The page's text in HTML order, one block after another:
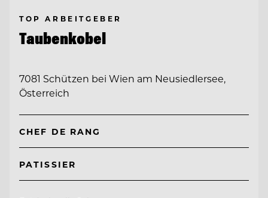
TOP ARBEITGEBER
Taubenkobel
7081 Schützen bei Wien am Neusiedlersee,
Österreich
CHEF DE RANG
PATISSIER